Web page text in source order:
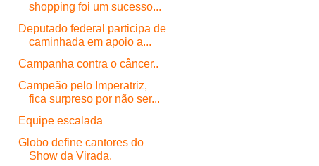
shopping foi um sucesso...
Deputado federal participa de
caminhada em apoio a...
Campanha contra o câncer..
Campeão pelo Imperatriz,
fica surpreso por não ser...
Equipe escalada
Globo define cantores do
Show da Virada.